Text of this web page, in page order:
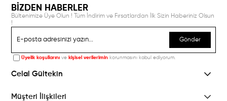
BİZDEN HABERLER
Bültenimize Üye Olun ! Tüm İndirim ve Fırsatlardan İlk Sizin Haberiniz Olsun
!
Gönder
Üyelik koşullarını ve kişisel verilerimin korunmasını kabul ediyorum.
Celal Gültekin
Müşteri İlişkileri